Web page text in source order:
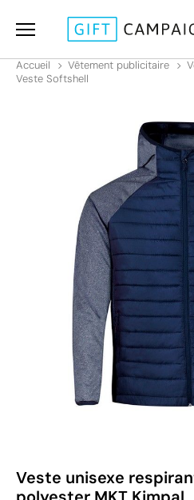
Accueil Vêtement publicitaire
Veste Softshell
Veste unisexe